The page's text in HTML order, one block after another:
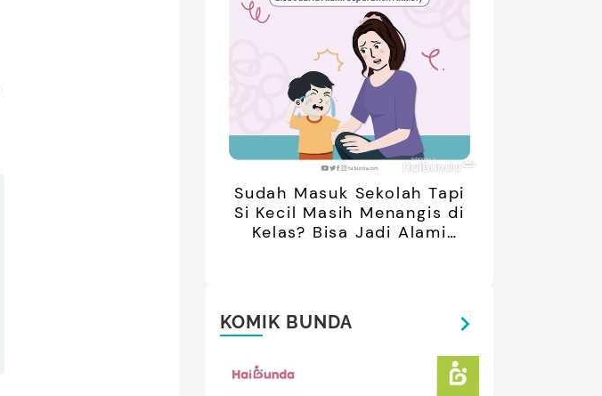
Sudah Masuk Sekolah Tapi
Si Kecil Masih Menangis di
Kelas? Bisa Jadi Alami
KOMIK BUNDA